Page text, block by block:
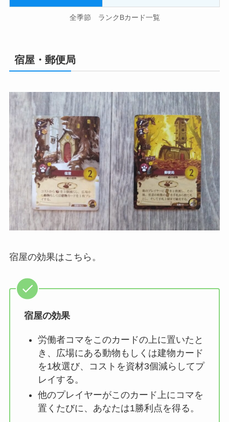
全季節 ランクBカード一覧
宿屋・郵便局
宿屋の効果はこちら。
宿屋の効果
労働者コマをこのカードの上に置いたと
き、広場にある動物もしくは建物カード
を1枚選び、コストを資材3個減らしてプ
レイする。
他のプレイヤーがこのカード上にコマを
置くたびに、あなたは1勝利点を得る。